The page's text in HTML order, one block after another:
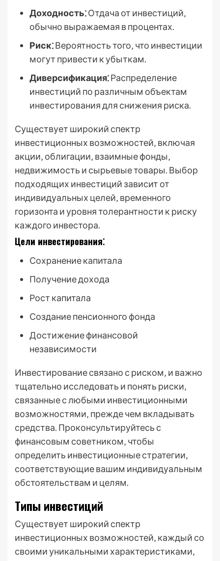
Доходность⁚Отдача от инвестиций‚
обычно выражаемая в процентах.
Риск⁚Вероятность того‚ что инвестиции
могут привести к убыткам.
Диверсификация⁚Распределение
инвестиций по различным объектам
инвестирования для снижения риска.
Существует широкий спектр
инвестиционных возможностей‚ включая
акции‚ облигации‚ взаимные фонды‚
недвижимость и сырьевые товары. Выбор
подходящих инвестиций зависит от
индивидуальных целей‚ временного
горизонта и уровня толерантности к риску
каждого инвестора.
Цели инвестирования⁚
Сохранение капитала
Получение дохода
Рост капитала
Создание пенсионного фонда
Достижение финансовой
независимости
Инвестирование связано с риском‚ и важно
тщательно исследовать и понять риски‚
связанные с любыми инвестиционными
возможностями‚ прежде чем вкладывать
средства. Проконсультируйтесь с
финансовым советником‚ чтобы
определить инвестиционные стратегии‚
соответствующие вашим индивидуальным
обстоятельствам и целям.
Типы инвестиций
Существует широкий спектр
инвестиционных возможностей‚ каждый со
своими уникальными характеристиками‚